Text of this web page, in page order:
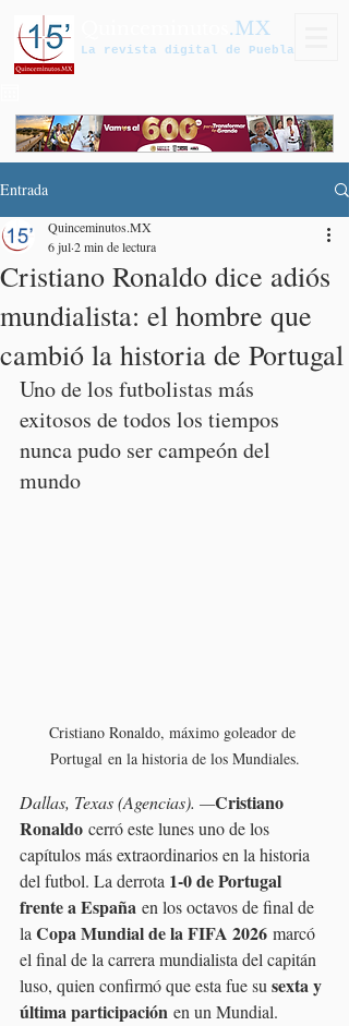
.MX
La revista digital de Puebla
Entrada
Cristiano Ronaldo dice adiós
mundialista: el hombre que
cambió la historia de Portugal
Quinceminutos.MX
6 jul2 min de lectura
Uno de los futbolistas más
exitosos de todos los tiempos
nunca pudo ser campeón del
mundo
Cristiano Ronaldo, máximo goleador de
Portugal en la historia de los Mundiales.
Dallas, Texas (Agencias). —Cristiano
Ronaldo cerró este lunes uno de los
capítulos más extraordinarios en la historia
del futbol. La derrota 1-0 de Portugal
frente a España en los octavos de final de
la Copa Mundial de la FIFA 2026 marcó
el final de la carrera mundialista del capitán
luso, quien confirmó que esta fue su sexta y
última participación en un Mundial.